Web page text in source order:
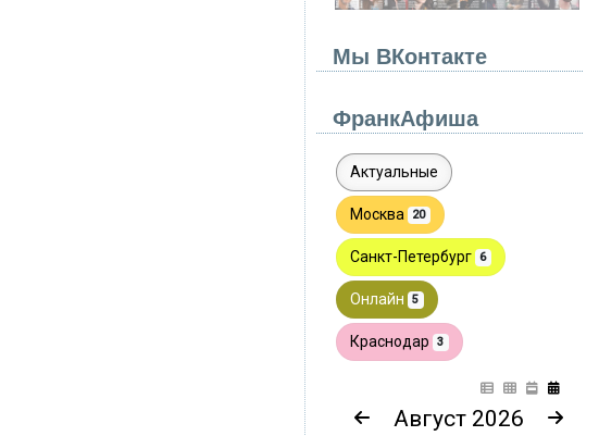
Мы ВКонтакте
ФранкАфиша